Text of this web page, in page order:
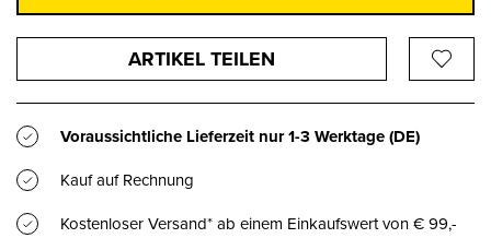
ARTIKEL TEILEN
Voraussichtliche Lieferzeit nur1-3 Werktage(DE)
Kauf auf Rechnung
Kostenloser Versand* ab einem Einkaufswert von € 99,-